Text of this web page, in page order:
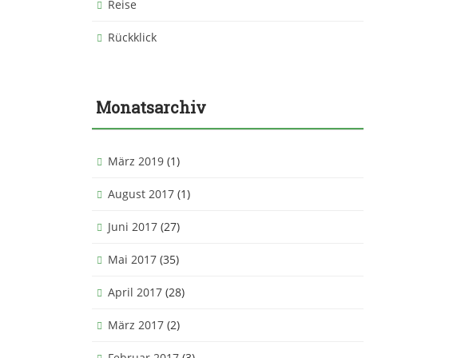
Reise
Rückklick
Monatsarchiv
März 2019 (1)
August 2017 (1)
Juni 2017 (27)
Mai 2017 (35)
April 2017 (28)
März 2017 (2)